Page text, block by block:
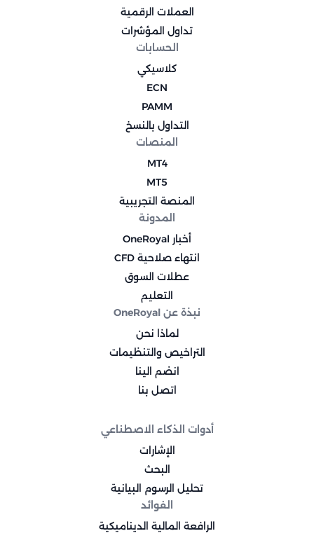
العملات الرقمية
تداول المؤشرات
الحسابات
كلاسيكي
ECN
PAMM
التداول بالنسخ
المنصات
MT4
MT5
المنصة التجريبية
المدونة
أخبار OneRoyal
انتهاء صلاحية CFD
عطلات السوق
التعليم
نبذة عن OneRoyal
لماذا نحن
التراخيص والتنظيمات
انضم الينا
اتصل بنا
أدوات الذكاء الاصطناعي
الإشارات
البحث
تحليل الرسوم البيانية
الفوائد
الرافعة المالية الديناميكية